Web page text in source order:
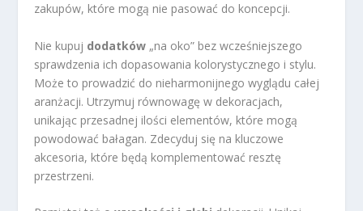
zakupów, które mogą nie pasować do koncepcji.
Nie kupuj dodatków „na oko” bez wcześniejszego
sprawdzenia ich dopasowania kolorystycznego i stylu.
Może to prowadzić do nieharmonijnego wyglądu całej
aranżacji. Utrzymuj równowagę w dekoracjach,
unikając przesadnej ilości elementów, które mogą
powodować bałagan. Zdecyduj się na kluczowe
akcesoria, które będą komplementować resztę
przestrzeni.